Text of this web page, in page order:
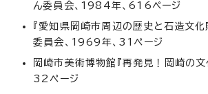
ん委員会、1984年、616ページ
『愛知県岡崎市周辺の歴史と石造文化
委員会、1969年、31ページ
岡崎市美術博物館『再発見！岡崎の文
32ページ